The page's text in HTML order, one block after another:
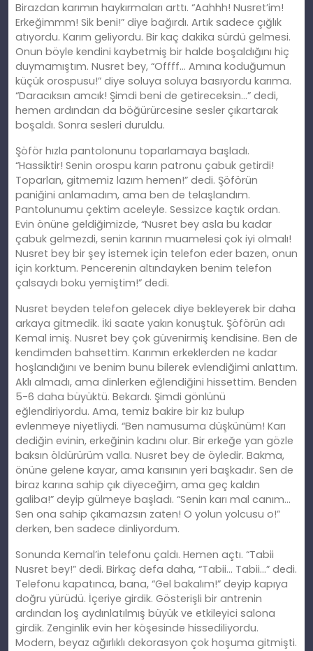
Birazdan karımın haykırmaları arttı. “Aahhh! Nusret’im!
Erkeğimmm! Sik beni!” diye bağırdı. Artık sadece çığlık
atıyordu. Karım geliyordu. Bir kaç dakika sürdü gelmesi.
Onun böyle kendini kaybetmiş bir halde boşaldığını hiç
duymamıştım. Nusret bey, “Offff… Amına koduğumun
küçük orospusu!” diye soluya soluya basıyordu karıma.
“Daracıksın amcık! Şimdi beni de getireceksin…” dedi,
hemen ardından da böğürürcesine sesler çıkartarak
boşaldı. Sonra sesleri duruldu.
Şöför hızla pantolonunu toparlamaya başladı.
“Hassiktir! Senin orospu karın patronu çabuk getirdi!
Toparlan, gitmemiz lazım hemen!” dedi. Şöförün
paniğini anlamadım, ama ben de telaşlandım.
Pantolunumu çektim aceleyle. Sessizce kaçtık ordan.
Evin önüne geldiğimizde, “Nusret bey asla bu kadar
çabuk gelmezdi, senin karının muamelesi çok iyi olmalı!
Nusret bey bir şey istemek için telefon eder bazen, onun
için korktum. Pencerenin altındayken benim telefon
çalsaydı boku yemiştim!” dedi.
Nusret beyden telefon gelecek diye bekleyerek bir daha
arkaya gitmedik. İki saate yakın konuştuk. Şöförün adı
Kemal imiş. Nusret bey çok güvenirmiş kendisine. Ben de
kendimden bahsettim. Karımın erkeklerden ne kadar
hoşlandığını ve benim bunu bilerek evlendiğimi anlattım.
Aklı almadı, ama dinlerken eğlendiğini hissettim. Benden
5-6 daha büyüktü. Bekardı. Şimdi gönlünü
eğlendiriyordu. Ama, temiz bakire bir kız bulup
evlenmeye niyetliydi. “Ben namusuma düşkünüm! Karı
dediğin evinin, erkeğinin kadını olur. Bir erkeğe yan gözle
baksın öldürürüm valla. Nusret bey de öyledir. Bakma,
önüne gelene kayar, ama karısının yeri başkadır. Sen de
biraz karına sahip çık diyeceğim, ama geç kaldın
galiba!” deyip gülmeye başladı. “Senin karı mal canım…
Sen ona sahip çıkamazsın zaten! O yolun yolcusu o!”
derken, ben sadece dinliyordum.
Sonunda Kemal’in telefonu çaldı. Hemen açtı. “Tabii
Nusret bey!” dedi. Birkaç defa daha, “Tabii… Tabii…” dedi.
Telefonu kapatınca, bana, “Gel bakalım!” deyip kapıya
doğru yürüdü. İçeriye girdik. Gösterişli bir antrenin
ardından loş aydınlatılmış büyük ve etkileyici salona
girdik. Zenginlik evin her köşesinde hissediliyordu.
Modern, beyaz ağırlıklı dekorasyon çok hoşuma gitmişti.